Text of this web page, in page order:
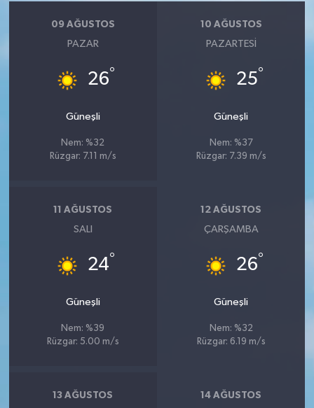
09 AĞUSTOS
PAZAR
26°
Güneşli
Nem: %32
Rüzgar: 7.11 m/s
10 AĞUSTOS
PAZARTESI
25°
Güneşli
Nem: %37
Rüzgar: 7.39 m/s
11 AĞUSTOS
SALI
24°
Güneşli
Nem: %39
Rüzgar: 5.00 m/s
12 AĞUSTOS
ÇARŞAMBA
26°
Güneşli
Nem: %32
Rüzgar: 6.19 m/s
13 AĞUSTOS 14 AĞUSTOS